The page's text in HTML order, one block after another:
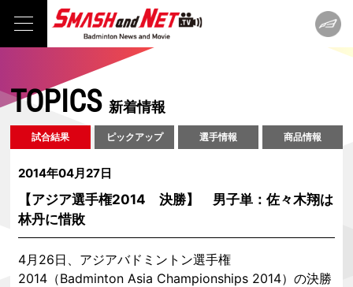
TOPICS新着情報
試合結果 ピックアップ 選手情報 商品情報
2014年04月27日
【アジア選手権2014 決勝】 男子単：佐々木翔は
林丹に惜敗
4月26日、アジアバドミントン選手権
2014（Badminton Asia Championships 2014）の決勝